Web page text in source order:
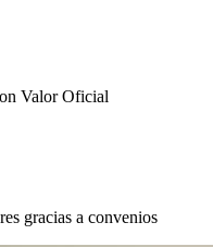
Valor Oficial
gracias a convenios